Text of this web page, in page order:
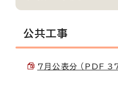
公共工事
7月公表分 （PDF